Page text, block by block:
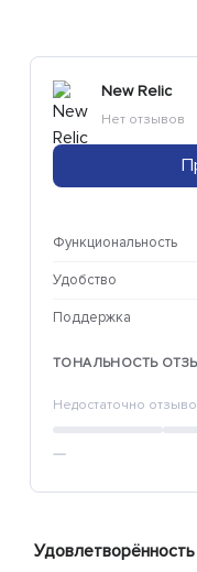
New Relic
Нет отзывов
Функциональность
Удобство
Поддержка
ТОНАЛЬНОСТЬ
Недостаточно
—